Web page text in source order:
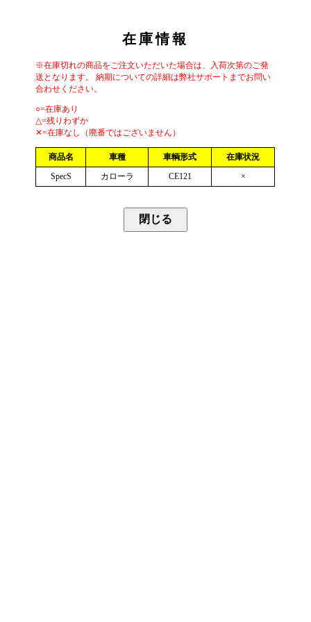
在庫情報
※在庫切れの商品をご注文いただいた場合は、入荷次第のご発
送となります。 納期についての詳細は弊社サポートまでお問い
合わせください。
○=在庫あり
△=残りわずか
✕=在庫なし（廃番ではございません）
商品名 車種 車輌形式
在庫状況
SpecS
カローラ CE121 ×